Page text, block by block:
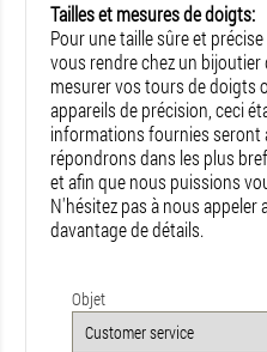
Tailles et mesures de doigts:
Pour une taille sûre et
vous rendre chez un
mesurer vos tours de doigts
appareils de précision, ceci
informations fournies seront
répondrons dans les plus
et afin que nous puissions
N'hésitez pas à nous
davantage de détails.
Objet